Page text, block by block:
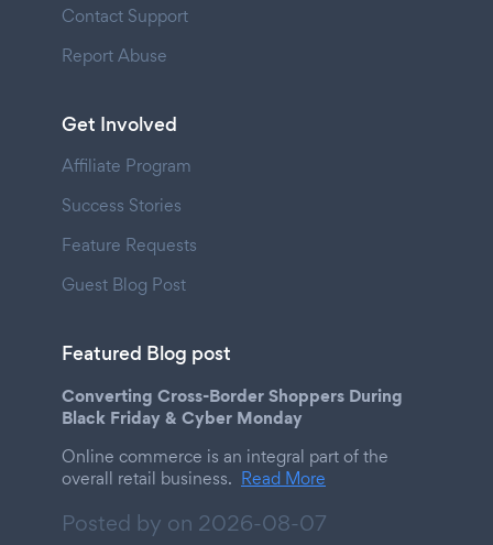
Contact Support
Report Abuse
Get Involved
Affiliate Program
Success Stories
Feature Requests
Guest Blog Post
Featured Blog post
Converting Cross-Border Shoppers During
Black Friday & Cyber Monday
Online commerce is an integral part of the
overall retail business. Read More
Posted by on 2026-08-07